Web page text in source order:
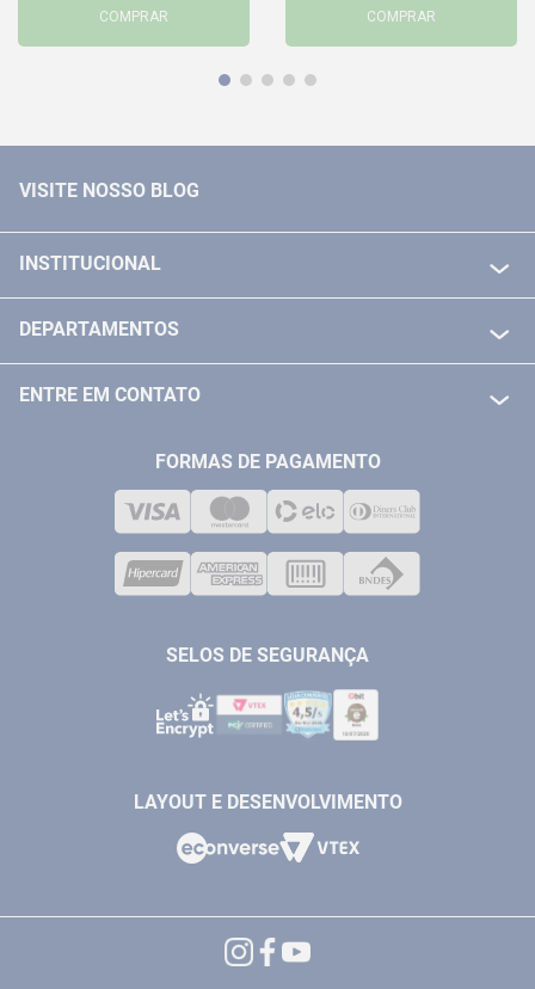
COMPRAR COMPRAR
VISITE NOSSO BLOG
INSTITUCIONAL
POLITICA DE TROCA E DEVOLUÇÃO
DEPARTAMENTOS
COMPRESSORES
ENTRE EM CONTATO
VENDAS ONLINE@ANTFERRAMENTAS.COM.BR
SAC@ANTFERRAMENTAS.COM.BR
FORMAS DE PAGAMENTO
SELOS DE SEGURANÇA
LAYOUT E DESENVOLVIMENTO